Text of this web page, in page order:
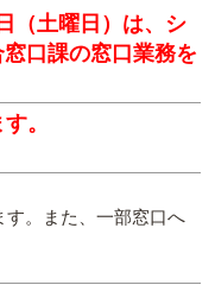
（土曜日）は、シ
口課の窓口業務を
。
す。また、一部窓口へ